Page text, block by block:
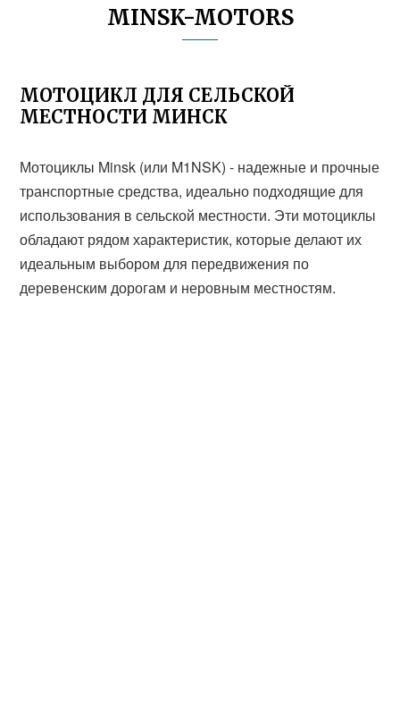
MINSK-MOTORS
МОТОЦИКЛ ДЛЯ СЕЛЬСКОЙ
МЕСТНОСТИ МИНСК
Мотоциклы Minsk (или M1NSK) - надежные и прочные
транспортные средства, идеально подходящие для
использования в сельской местности. Эти мотоциклы
обладают рядом характеристик, которые делают их
идеальным выбором для передвижения по
деревенским дорогам и неровным местностям.